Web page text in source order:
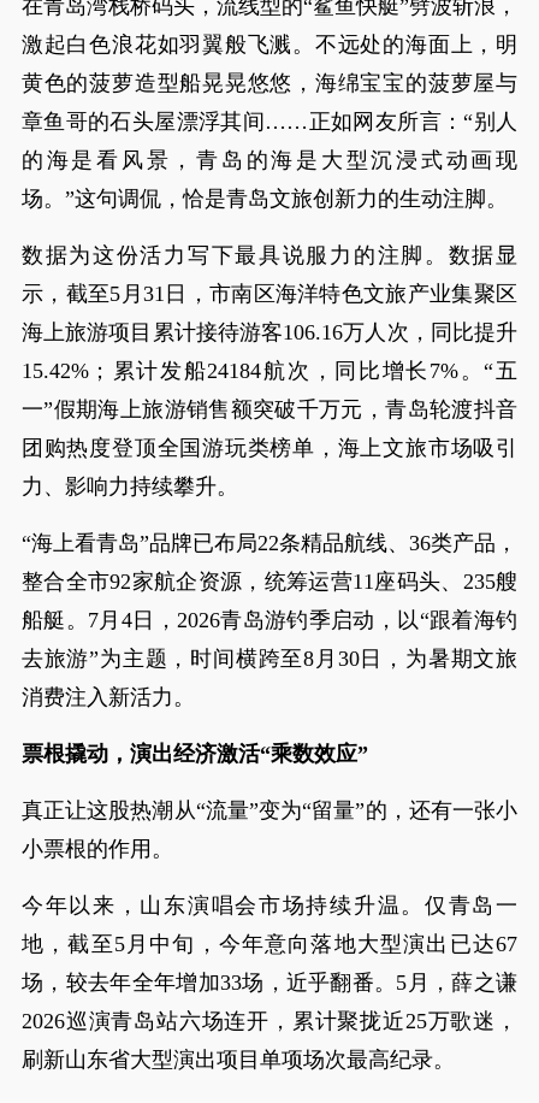
在青岛湾栈桥码头，流线型的“鲨鱼快艇”劈波斩浪，
激起白色浪花如羽翼般飞溅。不远处的海面上，明
黄色的菠萝造型船晃晃悠悠，海绵宝宝的菠萝屋与
章鱼哥的石头屋漂浮其间……正如网友所言：“别人
的海是看风景，青岛的海是大型沉浸式动画现
场。”这句调侃，恰是青岛文旅创新力的生动注脚。
数据为这份活力写下最具说服力的注脚。数据显
示，截至5月31日，市南区海洋特色文旅产业集聚区
海上旅游项目累计接待游客106.16万人次，同比提升
15.42%；累计发船24184航次，同比增长7%。“五
一”假期海上旅游销售额突破千万元，青岛轮渡抖音
团购热度登顶全国游玩类榜单，海上文旅市场吸引
力、影响力持续攀升。
“海上看青岛”品牌已布局22条精品航线、36类产品，
整合全市92家航企资源，统筹运营11座码头、235艘
船艇。7月4日，2026青岛游钓季启动，以“跟着海钓
去旅游”为主题，时间横跨至8月30日，为暑期文旅
消费注入新活力。
票根撬动，演出经济激活“乘数效应”
真正让这股热潮从“流量”变为“留量”的，还有一张小
小票根的作用。
今年以来，山东演唱会市场持续升温。仅青岛一
地，截至5月中旬，今年意向落地大型演出已达67
场，较去年全年增加33场，近乎翻番。5月，薛之谦
2026巡演青岛站六场连开，累计聚拢近25万歌迷，
刷新山东省大型演出项目单项场次最高纪录。